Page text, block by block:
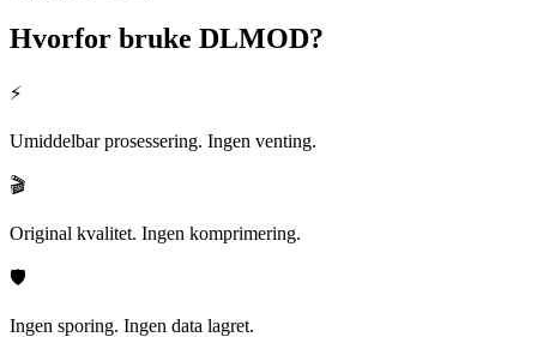
Hvorfor bruke DLMOD?
⚡
Umiddelbar prosessering. Ingen venting.
🎬
Original kvalitet. Ingen komprimering.
🛡️
Ingen sporing. Ingen data lagret.